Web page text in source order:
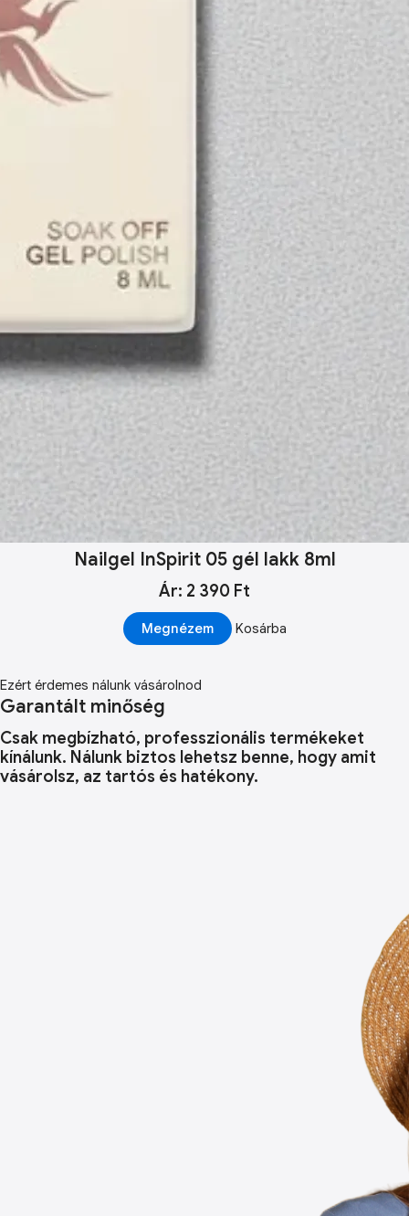
Nailgel InSpirit 05 gél lakk 8ml
Ár: 2 390 Ft
Megnézem Kosárba
Ezért érdemes nálunk vásárolnod
Garantált minőség
Csak megbízható, professzionális termékeket
kínálunk. Nálunk biztos lehetsz benne, hogy amit
vásárolsz, az tartós és hatékony.